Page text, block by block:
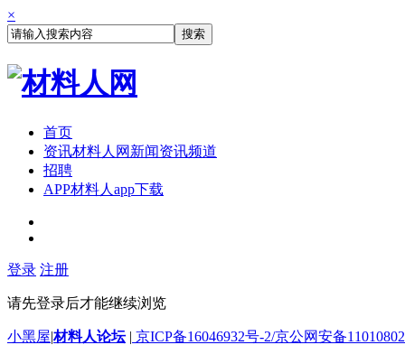
×
搜索
首页
资讯材料人网新闻资讯频道
招聘
APP材料人app下载
登录 注册
请先登录后才能继续浏览
小黑屋|材料人论坛 | 京ICP备16046932号-2/京公网安备